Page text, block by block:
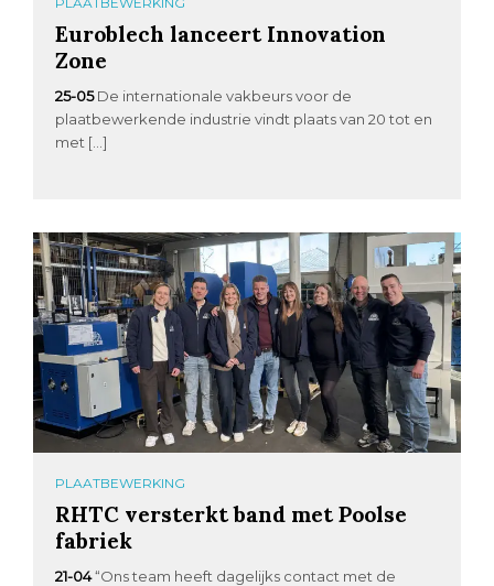
Euroblech lanceert Innovation
Zone
25-05 De internationale vakbeurs voor de
plaatbewerkende industrie vindt plaats van 20 tot en
met […]
PLAATBEWERKING
RHTC versterkt band met Poolse
fabriek
21-04“Ons team heeft dagelijks contact met de